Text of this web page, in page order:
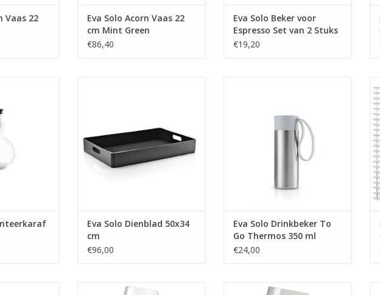
Vaas 22
Eva Solo Acorn Vaas 22
cm Mint Green
€86,40
Eva Solo Beker voor
Espresso Set van 2 Stuks
€19,20
Eva Solo Dienblad 50x34
cm
€96,00
MEER INFO
Eva Solo Drinkbeker To
Go Thermos 350 ml
€24,00
Glas 380 ml
Glas 380 ml